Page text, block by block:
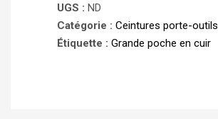
(à
l'unité)
UGS : ND
Catégorie : Ceintures porte-outils
Étiquette : Grande poche en cuir